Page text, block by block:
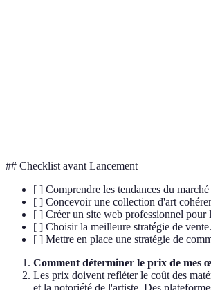
## Checklist avant Lancement
[ ] Comprendre les tendances du marché
[ ] Concevoir une collection d'art
[ ] Créer un site web professionnel pour
[ ] Choisir la meilleure stratégie de vente.
[ ] Mettre en place une stratégie de
Comment déterminer le prix de mes
Les prix doivent refléter le coût des
et la notoriété de l'artiste. Des